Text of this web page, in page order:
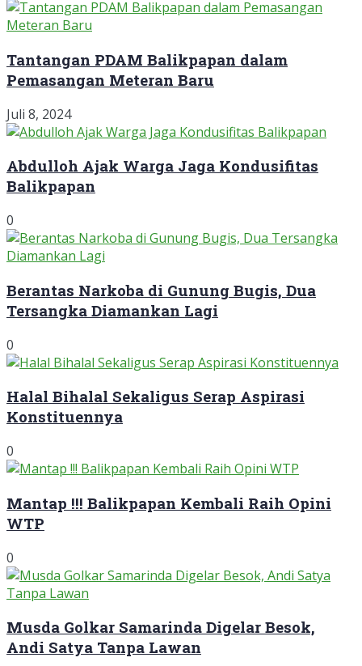
Tantangan PDAM Balikpapan dalam
Pemasangan Meteran Baru
Juli 8, 2024
Abdulloh Ajak Warga Jaga Kondusifitas
Balikpapan
0
Berantas Narkoba di Gunung Bugis, Dua
Tersangka Diamankan Lagi
0
Halal Bihalal Sekaligus Serap Aspirasi
Konstituennya
0
Mantap !!! Balikpapan Kembali Raih Opini
WTP
0
Musda Golkar Samarinda Digelar Besok,
Andi Satya Tanpa Lawan